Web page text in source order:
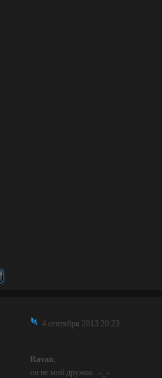
4 сентября 2013 20:23
Ravan,
он не мой дружок...-_-